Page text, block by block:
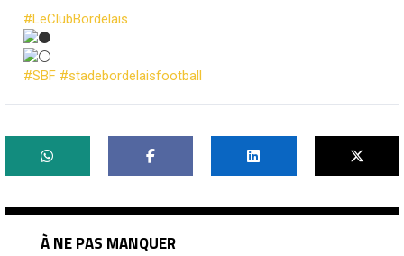
#LeClubBordelais
#SBF #stadebordelaisfootball
À NE PAS MANQUER